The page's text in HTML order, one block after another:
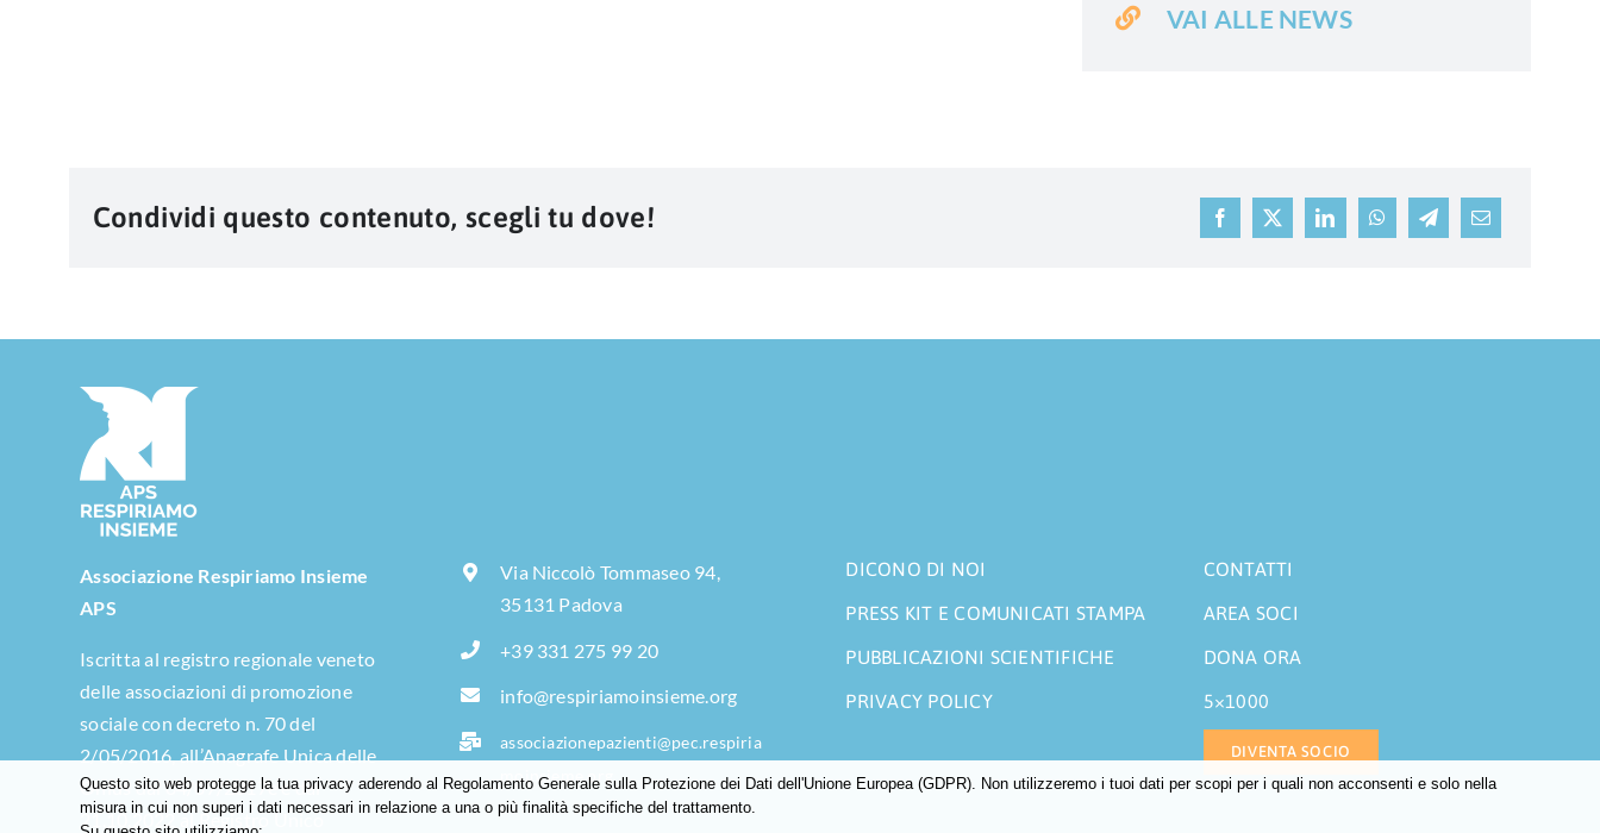
VAI ALLE NEWS
Condividi questo contenuto, scegli tu dove!
Associazione Respiriamo Insieme
APS
Iscritta al registro regionale veneto
delle associazioni di promozione
sociale con decreto n. 70 del
2/05/2016, all’Anagrafe Unica delle
Onlus dal 04/07/2017e e dal
21.10.2022 al Registro Unico
Via Niccolò Tommaseo 94,
35131 Padova
+39 331 275 99 20
info@respiriamoinsieme.org
associazionepazienti@pec.respiria
moinsieme.org
DICONO DI NOI
PRESS KIT E COMUNICATI STAMPA
PUBBLICAZIONI SCIENTIFICHE
PRIVACY POLICY
CONTATTI
AREA SOCI
DONA ORA
5×1000
DIVENTA SOCIO
Questo sito web protegge la tua privacy aderendo al Regolamento Generale sulla Protezione dei Dati dell'Unione Europea (GDPR). Non utilizzeremo i tuoi dati per scopi per i quali non acconsenti e solo nella
misura in cui non superi i dati necessari in relazione a una o più finalità specifiche del trattamento.